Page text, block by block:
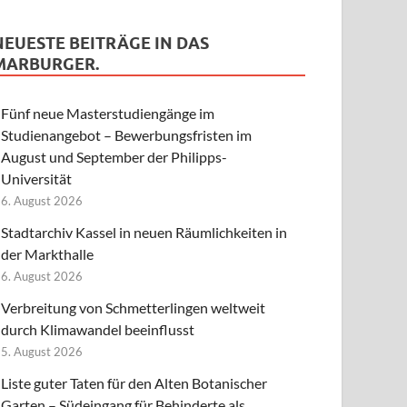
BEITRÄGE IN DAS
Fünf neue Masterstudiengänge im
Studienangebot – Bewerbungsfristen im
August und September der Philipps-
Universität
6. August 2026
Stadtarchiv Kassel in neuen Räumlichkeiten in
der Markthalle
6. August 2026
Verbreitung von Schmetterlingen weltweit
durch Klimawandel beeinflusst
5. August 2026
Liste guter Taten für den Alten Botanischer